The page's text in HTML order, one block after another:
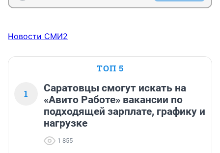
Новости СМИ2
ТОП 5
1
Саратовцы смогут искать на
«Авито Работе» вакансии по
подходящей зарплате, графику и
нагрузке
1 855